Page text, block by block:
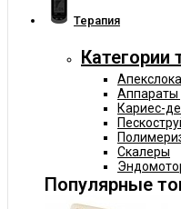
Терапия
Категории
Аппараты
Кариес-
Скалеры
Популярные